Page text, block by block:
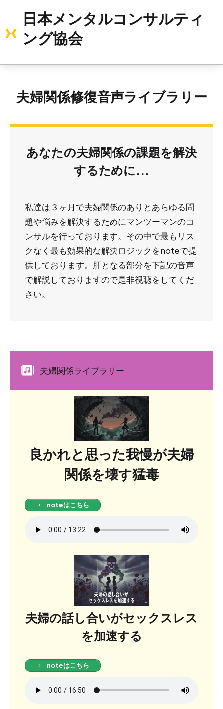
日本メンタルコンサルティ
ング協会
夫婦関係修復音声ライブラリー
あなたの夫婦関係の課題を解決
するために...
私達は３ヶ月で夫婦関係のありとあらゆる問
題や悩みを解決するためにマンツーマンのコ
ンサルを行っております。その中で最もリス
クなく最も効果的な解決ロジックをnoteで提
供しております。肝となる部分を下記の音声
で解説しておりますので是非視聴をしてくだ
さい。
夫婦関係ライブラリー
良かれと思った我慢が夫婦
関係を壊す猛毒
noteはこちら
夫婦の話し合いがセックスレス
を加速する
noteはこちら